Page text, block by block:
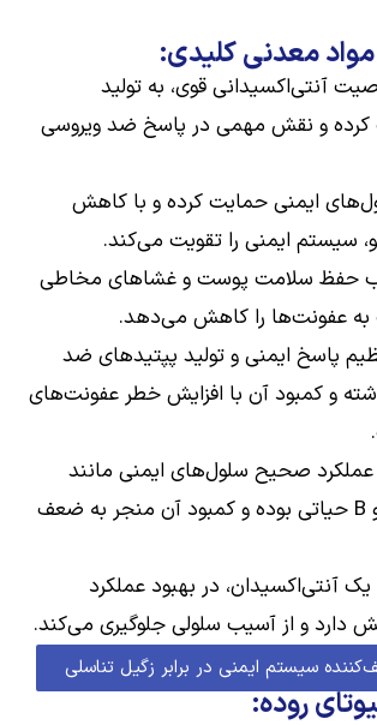
معدنی کلیدی:
آنتی‌اکسیدانی قوی، به تولید
کرده و نقش مهمی در پاسخ ضد ویروسی
ایمنی حمایت کرده و با کاهش
سیستم ایمنی را تقویت می‌کند.
حفظ سلامت پوست و غشاهای مخاطی
عفونت‌ها را کاهش می‌دهد.
پاسخ ایمنی و تولید پپتیدهای ضد
و کمبود آن با افزایش خطر عفونت‌های
عملکرد صحیح سلول‌های ایمنی مانند
لنفوسیت‌های T و B حیاتی بوده و کمبود آن منجر به ضعف
یک آنتی‌اکسیدان، در بهبود عملکرد
دارد و از آسیب سلولی جلوگیری می‌کند.
سیستم ایمنی در برابر زگیل تناسلی
روده: